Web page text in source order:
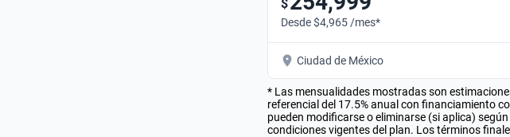
$
Desde $4,965 /mes*
Ciudad de México
* Las mensualidades mostradas son
referencial del 17.5% anual con financiamiento
pueden modificarse o eliminarse (si aplica)
condiciones vigentes del plan. Los términos